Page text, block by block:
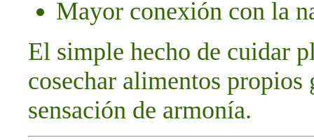
Mayor conexión con la
El simple hecho de cuidar
cosechar alimentos propios
sensación de armonía.